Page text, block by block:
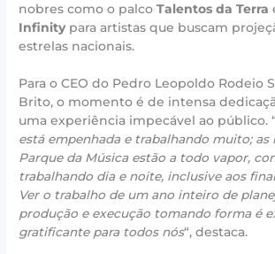
nobres como o palcoTalentos da Terra
Infinitypara artistas que buscam
estrelas nacionais.
Para o CEO do Pedro Leopoldo Rodeio
Brito, o momento é de intensa
uma experiência impecável ao público. “
está empenhada e trabalhando muito; as
Parque da Música estão a todo vapor,
trabalhando dia e noite, inclusive aos
Ver o trabalho de um ano inteiro de
produção e execução tomando forma é
gratificante para todos nós“, destaca.